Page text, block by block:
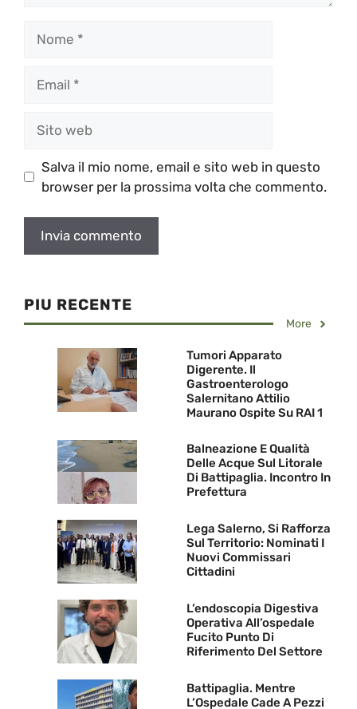
web
Salva il mio nome, email e sito web in questo
browser per la prossima volta che commento.
PIU RECENTE
More
Tumori Apparato
Digerente. Il
Gastroenterologo
Salernitano Attilio
Maurano Ospite Su RAI 1
Balneazione E Qualità
Delle Acque Sul Litorale
Di Battipaglia. Incontro In
Prefettura
Lega Salerno, Si Rafforza
Sul Territorio: Nominati I
Nuovi Commissari
Cittadini
L’endoscopia Digestiva
Operativa All’ospedale
Fucito Punto Di
Riferimento Del Settore
Battipaglia. Mentre
L’Ospedale Cade A Pezzi